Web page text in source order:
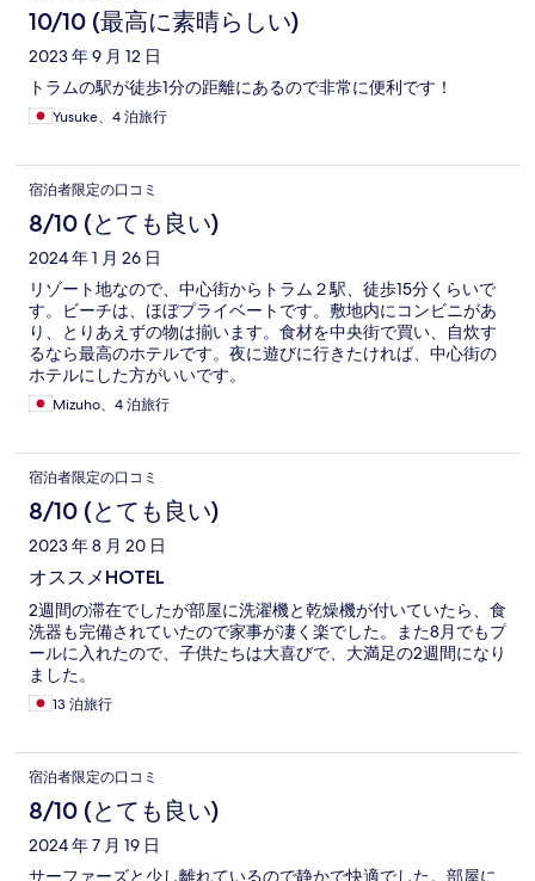
10/10 (最高に素晴らしい)
2023 年 9 月 12 日
トラムの駅が徒歩1分の距離にあるので非常に便利です！
Yusuke、4 泊旅行
宿泊者限定の口コミ
8/10 (とても良い)
2024 年 1 月 26 日
リゾート地なので、中心街からトラム２駅、徒歩15分くらいで
す。ビーチは、ほぼプライベートです。敷地内にコンビニがあ
り、とりあえずの物は揃います。食材を中央街で買い、自炊す
るなら最高のホテルです。夜に遊びに行きたければ、中心街の
ホテルにした方がいいです。
Mizuho、4 泊旅行
宿泊者限定の口コミ
8/10 (とても良い)
2023 年 8 月 20 日
オススメHOTEL
2週間の滞在でしたが部屋に洗濯機と乾燥機が付いていたら、食
洗器も完備されていたので家事が凄く楽でした。また8月でもプ
ールに入れたので、子供たちは大喜びで、大満足の2週間になり
ました。
13 泊旅行
宿泊者限定の口コミ
8/10 (とても良い)
2024 年 7 月 19 日
サーファーズと少し離れているので静かで快適でした。部屋に